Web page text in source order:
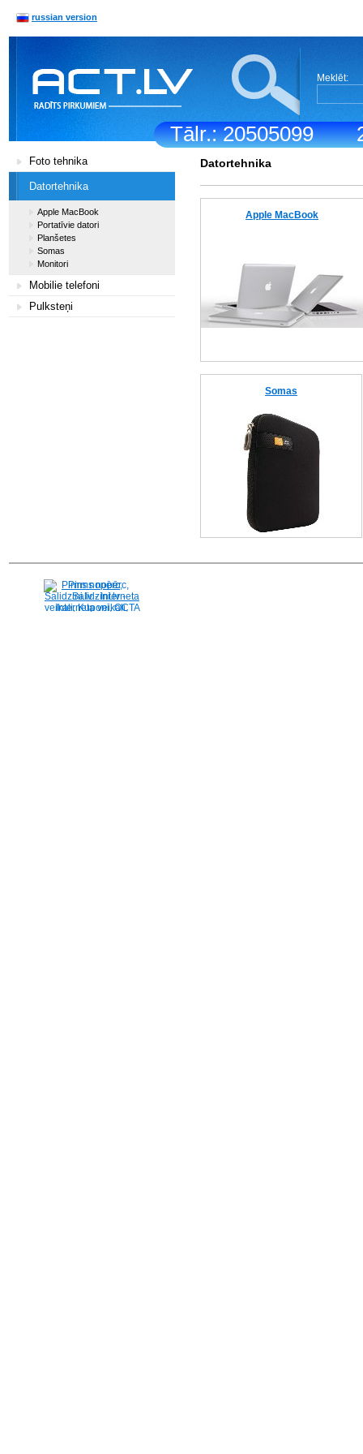
Tālr.: 20505099
russian version
Meklēt:
Foto tehnika
Datortehnika
Apple MacBook
Portatīvie datori
Planšetes
Somas
Monitori
Mobilie telefoni
Pulksteņi
Datortehnika
Apple MacBook
Somas
Pirms nopērc,
Salidzini.lv - Interneta
veikali, Kuponi, OCTA